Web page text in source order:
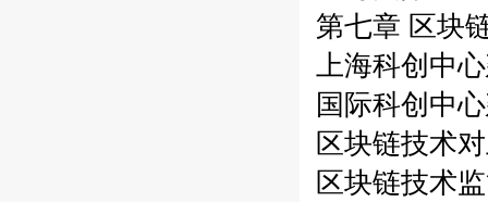
第七章 区块
上海科创中
国际科创中
区块链技术
区块链技术